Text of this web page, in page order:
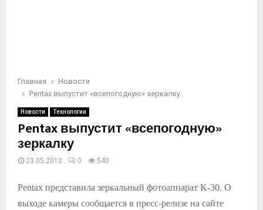
Главная
Новости
Pentax выпустит «всепогодную» зеркалку
Новости Технологии
Pentax выпустит «всепогодную»
зеркалку
23.05.2012 0 540
Pentax представила зеркальный фотоаппарат K-30. О
выходе камеры сообщается в пресс-релизе на сайте